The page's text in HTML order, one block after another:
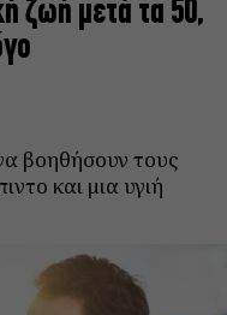
ζωή μετά τα 50,
βοηθήσουν τους
και μια υγιή